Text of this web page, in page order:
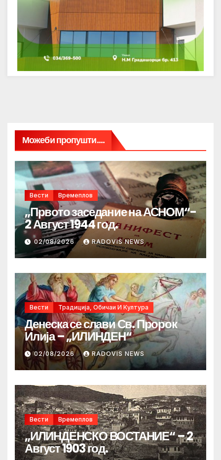
Можеби пропушти....
Вести Времеплов
„Првото заседание на АСНОМ“-
2 Август 1944 год.
02/08/2026 RADOVIS NEWS
Вести Традиција, Обичаи И Култура
Денеска се слави Св. Пророк
Илија – „ИЛИНДЕН“
02/08/2026 RADOVIS NEWS
Вести Времеплов
„ИЛИНДЕНСКО ВОСТАНИЕ“ – 2
Август 1903 год.